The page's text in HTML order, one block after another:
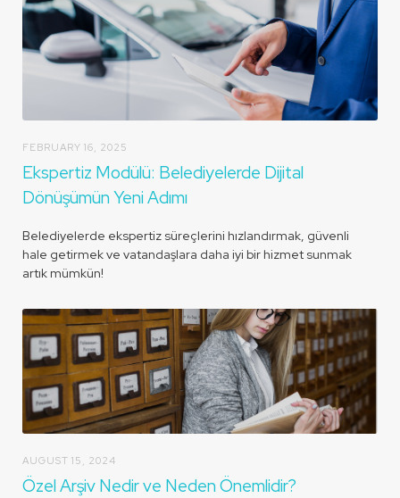
FEBRUARY 16, 2025
Ekspertiz Modülü: Belediyelerde Dijital
Dönüşümün Yeni Adımı
Belediyelerde ekspertiz süreçlerini hızlandırmak, güvenli
hale getirmek ve vatandaşlara daha iyi bir hizmet sunmak
artık mümkün!
AUGUST 15, 2024
Özel Arşiv Nedir ve Neden Önemlidir?